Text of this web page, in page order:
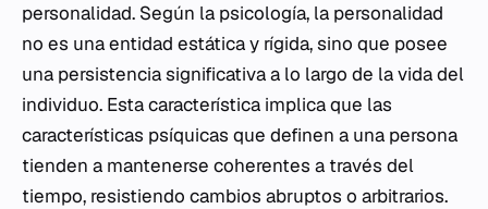
personalidad. Según la psicología, la personalidad
no es una entidad estática y rígida, sino que posee
una persistencia significativa a lo largo de la vida del
individuo. Esta característica implica que las
características psíquicas que definen a una persona
tienden a mantenerse coherentes a través del
tiempo, resistiendo cambios abruptos o arbitrarios.